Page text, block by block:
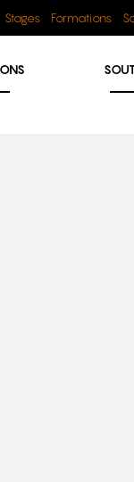
Stages Formations